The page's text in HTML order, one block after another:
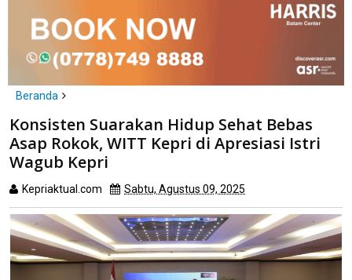
Beranda
Batam
Konsisten Suarakan Hidup Sehat Bebas Asap Rokok, WITT Kepri
di Apresiasi Istri Wagub Kepri
Konsisten Suarakan Hidup Sehat Bebas
Asap Rokok, WITT Kepri di Apresiasi Istri
Wagub Kepri
Kepriaktual.com Sabtu, Agustus 09, 2025